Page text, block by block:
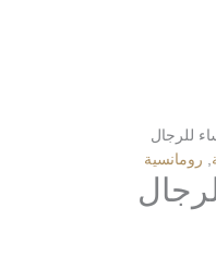
للرجال
رومانسية